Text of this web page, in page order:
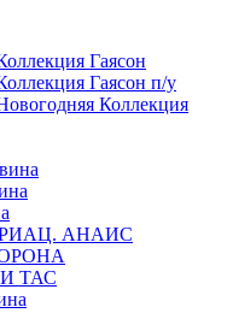
Гаясон
Гаясон п/у
Коллекция
АНАИС
ТАС